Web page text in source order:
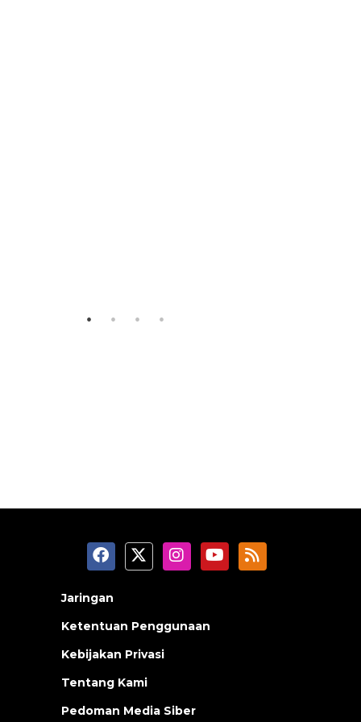
Jaringan
Ketentuan Penggunaan
Kebijakan Privasi
Tentang Kami
Pedoman Media Siber